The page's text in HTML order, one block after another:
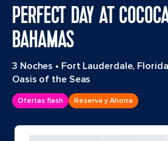
PERFECT DAY AT
BAHAMAS
3 Noches • Fort Lauderdale, Florida
Oasis of the Seas
Ofertas flash Reserva y Ahorra